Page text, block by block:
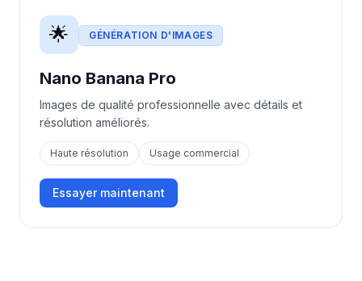
🌟 GÉNÉRATION D'IMAGES
Nano Banana Pro
Images de qualité professionnelle avec détails et
résolution améliorés.
Haute résolution Usage commercial
Essayer maintenant